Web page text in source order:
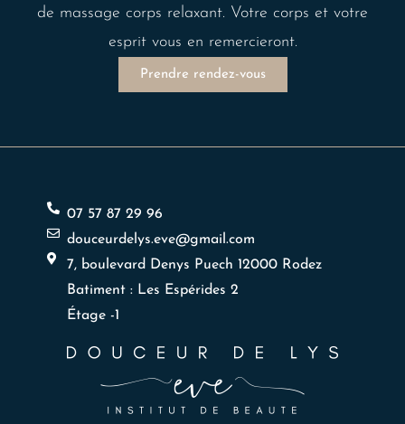
de massage corps relaxant. Votre corps et votre
esprit vous en remercieront.
Prendre rendez-vous
07 57 87 29 96
douceurdelys.eve@gmail.com
7, boulevard Denys Puech 12000 Rodez
Batiment : Les Espérides 2
Étage -1